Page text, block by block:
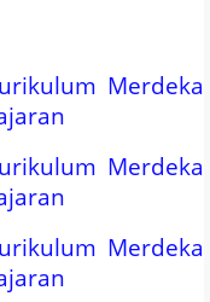
Merdeka
Merdeka
Merdeka